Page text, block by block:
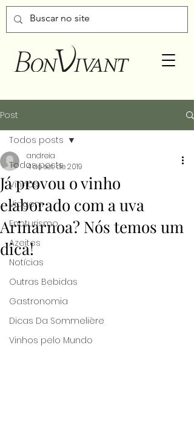
Post
Todos posts
Vinhos
Viagem
Enoturismo
Azeites
Notícias
Outras Bebidas
Gastronomia
Dicas Da Sommelière
Vinhos pelo Mundo
Todos posts
Já provou o vinho
elaborado com a uva
Arinarnoa? Nós temos um
dica!
andreia
4 de set. de 2019